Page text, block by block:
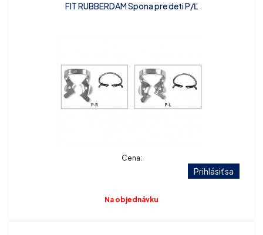
FIT RUBBERDAM Spona pre deti P/Ľ
Cena:
Prihlásiť sa
Na objednávku